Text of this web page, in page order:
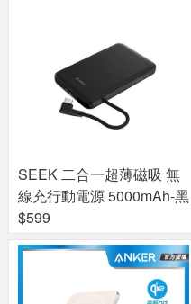
SEEK 二合一超薄磁吸 無
線充行動電源 5000mAh-黑
$599